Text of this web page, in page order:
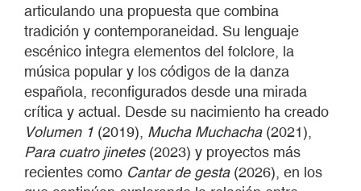
articulando una propuesta que combina
tradición y contemporaneidad. Su lenguaje
escénico integra elementos del folclore, la
música popular y los códigos de la danza
española, reconfigurados desde una mirada
crítica y actual. Desde su nacimiento ha creado
Volumen 1 (2019), Mucha Muchacha(2021),
Para cuatro jinetes(2023) y proyectos más
recientes como Cantar de gesta (2026), en los